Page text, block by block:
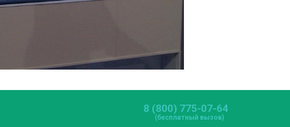
8 (800) 775-07-64
(бесплатный вызов)